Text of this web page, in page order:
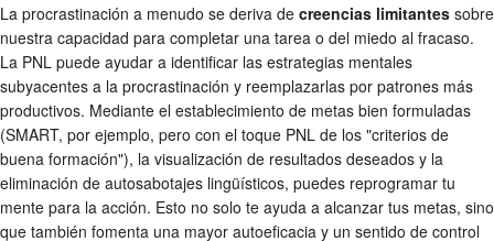
La procrastinación a menudo se deriva de creencias limitantes sobre
nuestra capacidad para completar una tarea o del miedo al fracaso.
La PNL puede ayudar a identificar las estrategias mentales
subyacentes a la procrastinación y reemplazarlas por patrones más
productivos. Mediante el establecimiento de metas bien formuladas
(SMART, por ejemplo, pero con el toque PNL de los "criterios de
buena formación"), la visualización de resultados deseados y la
eliminación de autosabotajes lingüísticos, puedes reprogramar tu
mente para la acción. Esto no solo te ayuda a alcanzar tus metas, sino
que también fomenta una mayor autoeficacia y un sentido de control